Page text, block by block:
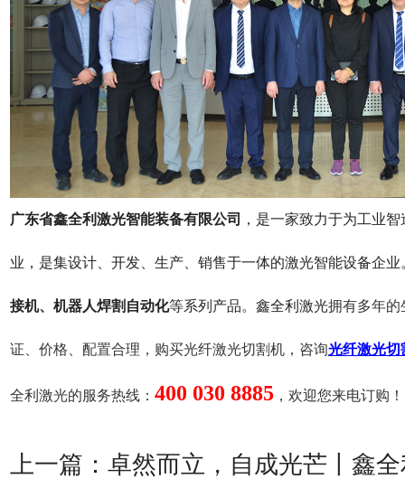
广东省鑫全利激光智能装备有限公司 ，是一家致力于为工业
业，是集设计、开发、生产、销售于一体的激光智能设备企业
接机、机器人焊割自动化等系列产品。鑫全利激光拥有多年的
证、价格、配置合理，购买光纤激光切割机，咨询光纤激光切
全利激光的服务热线：400 030 8885 ，欢迎您来电订购！
上一篇：卓然而立，自成光芒丨鑫